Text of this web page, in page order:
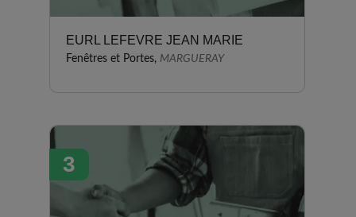
EURL LEFEVRE JEAN MARIE
Fenêtres et Portes, MARGUERAY
3